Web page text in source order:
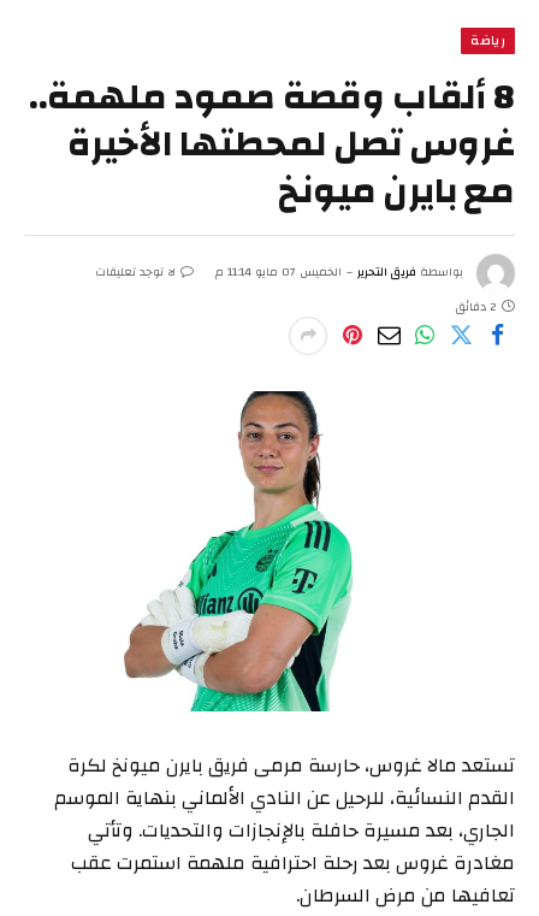
رياضة
8 ألقاب وقصة صمود ملهمة..
غروس تصل لمحطتها الأخيرة
مع بايرن ميونخ
بواسطة فريق التحرير الخميس 07 مايو 11:14 م
لا توجد تعليقات
2 دقائق
تستعد مالا غروس، حارسة مرمى فريق بايرن ميونخ لكرة
القدم النسائية، للرحيل عن النادي الألماني بنهاية الموسم
الجاري، بعد مسيرة حافلة بالإنجازات والتحديات. وتأتي
مغادرة غروس بعد رحلة احترافية ملهمة استمرت عقب
تعافيها من مرض السرطان.